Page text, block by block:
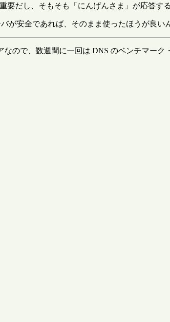
要だし、そもそも「にんげんさま」が応答す
が安全であれば、そのまま使ったほうが良い
ので、数週間に一回は DNS のベンチマーク